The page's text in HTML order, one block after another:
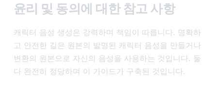
윤리 및 동의에 대한 참고 사항
캐릭터 음성 생성은 강력하며 책임이 따릅니다. 명확하
고 안전한 길은 원본의 발명된 캐릭터 음성을 만들거나
변환의 원본으로 자신의 음성을 사용하는 것입니다. 둘
다 완전히 정당하며 이 가이드가 구축된 것입니다.